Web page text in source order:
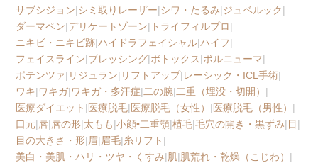
サブシジョン|シミ取りレーザー|シワ・たるみ|ジュベルック|
ダーマペン|デリケートゾーン| トライフィルプロ|
ニキビ・ニキビ跡|ハイドラフェイシャル|ハイフ|
フェイスライン|ブレッシング|ボトックス|ボルニューマ|
ポテンツァ| リジュラン| リフトアップ|レーシック・ICL手術|
ワキ|ワキガ|ワキガ・多汗症|二の腕|二重（埋没・切開） |
医療ダイエット |医療脱毛|医療脱毛（女性） |医療脱毛（男性） |
口元|唇|唇の形|太もも|小顔•二重顎|植毛|毛穴の開き・黒ずみ|目 |
目の大きさ・形|眉|眉毛|糸リフト |
美白・美肌・ハリ・ツヤ・くすみ|肌|肌荒れ・乾燥（こじわ） |